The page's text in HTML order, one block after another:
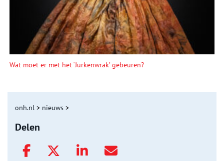
Wat moet er met het ‘Jurkenwrak’ gebeuren?
onh.nl > nieuws >
Delen